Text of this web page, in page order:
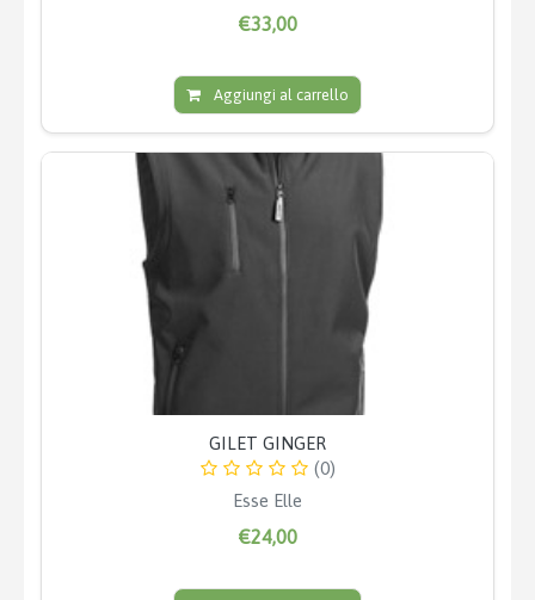
€33,00
Aggiungi al carrello
GILET GINGER
(0)
Esse Elle
€24,00